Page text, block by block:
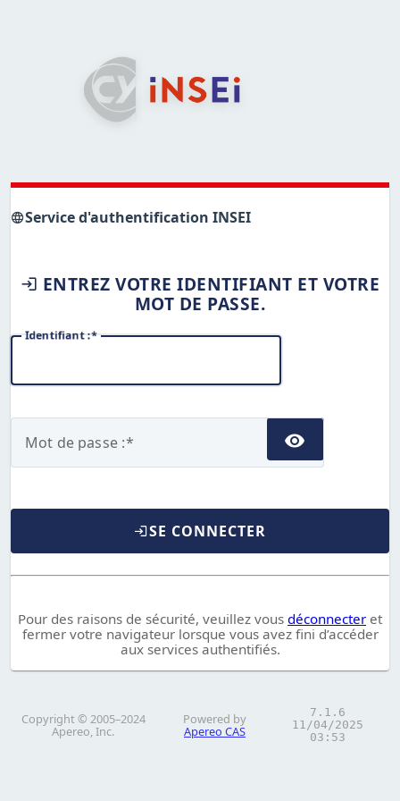
Service d'authentification INSEI
ENTREZ VOTRE IDENTIFIANT ET VOTRE
MOT DE PASSE.
Identifiant :
Mot de passe :
SE CONNECTER
Pour des raisons de sécurité, veuillez vous déconnecter et
fermer votre navigateur lorsque vous avez fini d’accéder
aux services authentifiés.
Copyright © 2005–2024
Apereo, Inc.
Powered by
Apereo CAS
7.1.6
11/04/2025
03:53